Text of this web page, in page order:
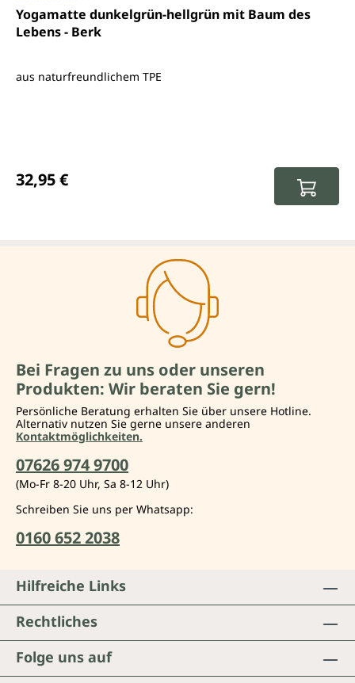
Durchschnittliche Bewertung von 4 von 5 Sternen
Yogamatte dunkelgrün-hellgrün mit Baum des
Lebens - Berk
aus naturfreundlichem TPE
32,95 €
Bei Fragen zu uns oder unseren
Produkten: Wir beraten Sie gern!
Persönliche Beratung erhalten Sie über unsere Hotline.
Alternativ nutzen Sie gerne unsere anderen
Kontaktmöglichkeiten.
07626 974 9700
(Mo-Fr 8-20 Uhr, Sa 8-12 Uhr)
Schreiben Sie uns per Whatsapp:
0160 652 2038
Folge uns auf
Hilfreiche Links
Rechtliches